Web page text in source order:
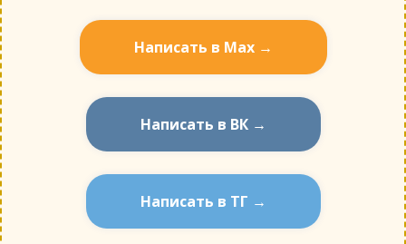
Написать в Мах →
Написать в ВК →
Написать в ТГ →